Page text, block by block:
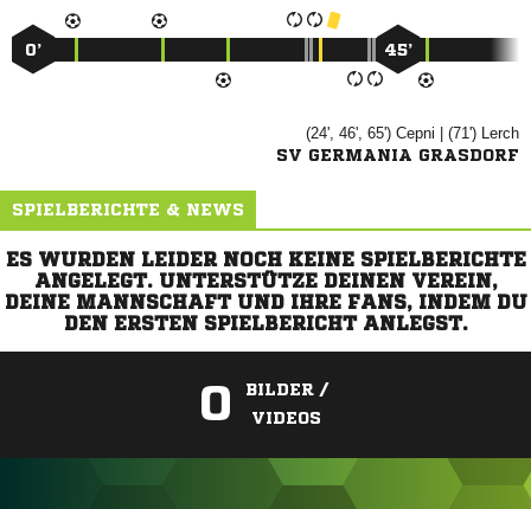
0’ 45’
(24', 46', 65')  | (71') 
SV GERMANIA GRASDORF
SPIELBERICHTE & NEWS
ES WURDEN LEIDER NOCH KEINE SPIELBERICHTE
ANGELEGT. UNTERSTÜTZE DEINEN VEREIN,
DEINE MANNSCHAFT UND IHRE FANS, INDEM DU
DEN ERSTEN SPIELBERICHT ANLEGST.
0
BILDER /
VIDEOS